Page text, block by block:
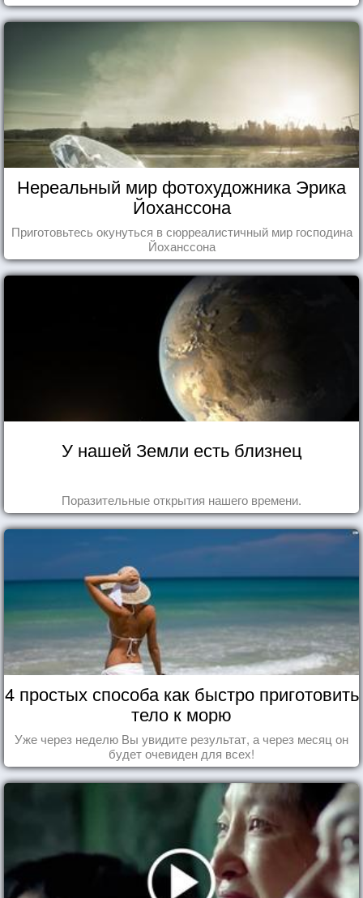
Нереальный мир фотохудожника Эрика
Йоханссона
Приготовьтесь окунуться в сюрреалистичный мир господина
Йоханссона
У нашей Земли есть близнец
Поразительные открытия нашего времени.
4 простых способа как быстро приготовить
тело к морю
Уже через неделю Вы увидите результат, а через месяц он
будет очевиден для всех!